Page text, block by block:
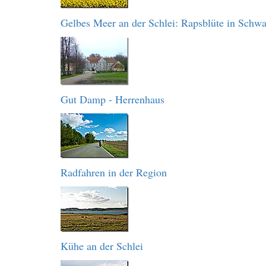
Gelbes Meer an der Schlei: Rapsblüte in
Gut Damp - Herrenhaus
Radfahren in der Region
Kühe an der Schlei